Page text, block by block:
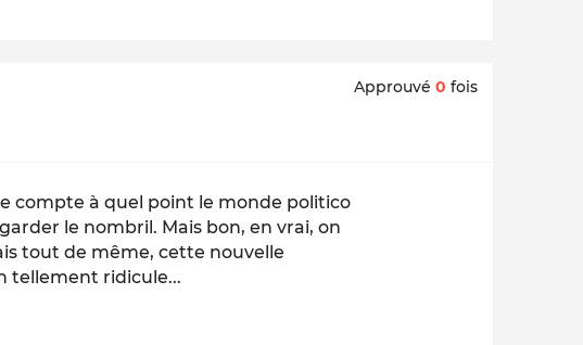
Approuvé 0 fois
compte à quel point le monde politico
le nombril. Mais bon, en vrai, on
tout de même, cette nouvelle
tellement ridicule...